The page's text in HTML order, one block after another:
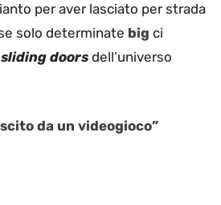
per aver lasciato per strada
solo determinate big ci
sliding doors dell’universo
da un videogioco”